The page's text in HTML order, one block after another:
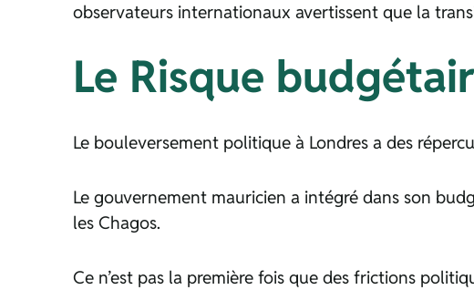
observateurs internationaux avertissent que la
Le Risque
Le bouleversement politique à Londres a des
Le gouvernement mauricien a intégré dans son
les Chagos.
Ce n’est pas la première fois que des frictions